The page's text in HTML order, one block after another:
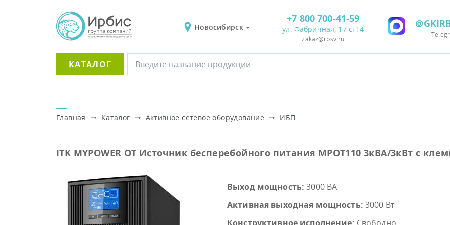
Новосибирск
+7 800 700-41-59
ул. Фабричная, 17 ст14
zakaz@rbsv.ru
КАТАЛОГ
Главная Каталог Активное сетевое оборудование ИБП
ITK MYPOWER OT Источник бесперебойного питания MPOT110 3кВА/3кВт с
Выход мощность: 3000 ВА
Активная выходная мощность: 3000 Вт